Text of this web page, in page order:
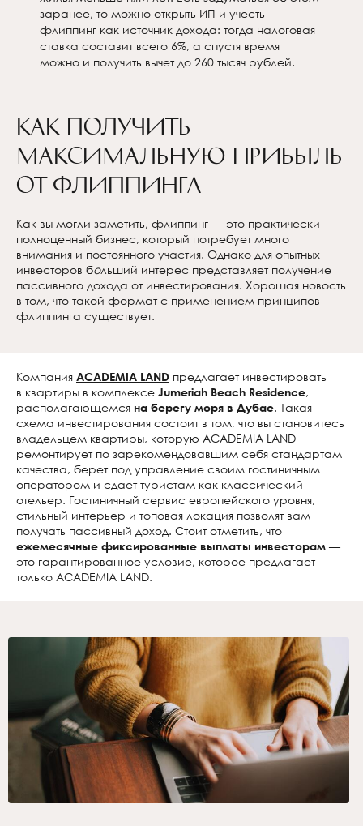
заранее, то можно открыть ИП и учесть
флиппинг как источник дохода: тогда налоговая
ставка составит всего 6%, а спустя время
можно и получить вычет до 260 тысяч рублей.
Как получить
максимальную прибыль
от флиппинга
Как вы могли заметить, флиппинг — это практически
полноценный бизнес, который потребует много
внимания и постоянного участия. Однако для опытных
инвесторов больший интерес представляет получение
пассивного дохода от инвестирования. Хорошая новость
в том, что такой формат с применением принципов
флиппинга существует.
Компания ACADEMIA LAND предлагает инвестировать
в квартиры в комплексе Jumeriah Beach Residence,
располагающемся на берегу моря в Дубае. Такая
схема инвестирования состоит в том, что вы становитесь
владельцем квартиры, которую ACADEMIA LAND
ремонтирует по зарекомендовавшим себя стандартам
качества, берет под управление своим гостиничным
оператором и сдает туристам как классический
отельер. Гостиничный сервис европейского уровня,
стильный интерьер и топовая локация позволят вам
получать пассивный доход. Стоит отметить, что
ежемесячные фиксированные выплаты инвесторам —
это гарантированное условие, которое предлагает
только ACADEMIA LAND.